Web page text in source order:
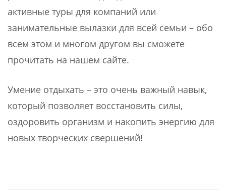
активные туры для компаний или
занимательные вылазки для всей семьи – обо
всем этом и многом другом вы сможете
прочитать на нашем сайте.
Умение отдыхать – это очень важный навык,
который позволяет восстановить силы,
оздоровить организм и накопить энергию для
новых творческих свершений!